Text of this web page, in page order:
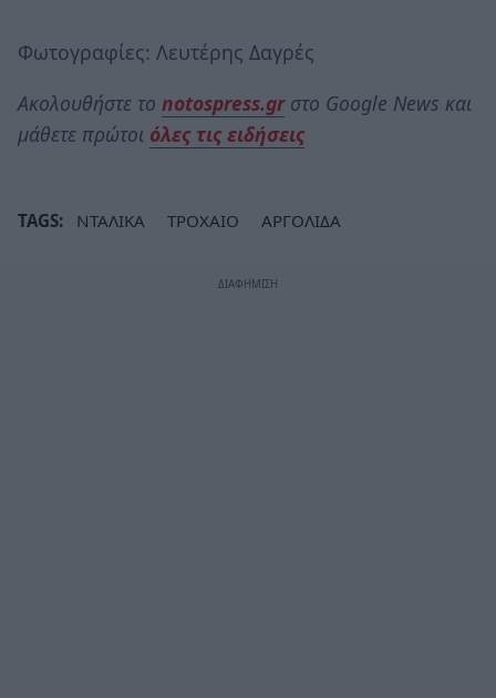
Φωτογραφίες: Λευτέρης Δαγρές
Ακολουθήστε το notospress.grστο Google News και
μάθετε πρώτοι όλες τις ειδήσεις
TAGS: ΝΤΑΛΙΚΑ ΤΡΟΧΑΙΟ ΑΡΓΟΛΙΔΑ